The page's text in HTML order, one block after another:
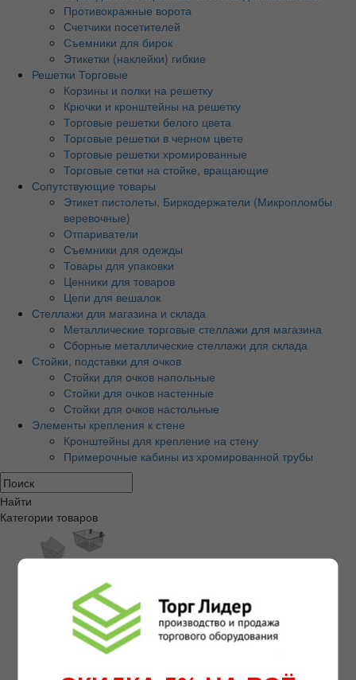
Противокражные ворота
Счетчики посетителей
Съемники для бирок
Этикетки (наклейки) гибкие
Решетки Торговые
Корзины и полки на решетку
Крючки и кронштейны на решетку
Торговые решетки белого цвета
Торговые решетки в черном цвете
Торговые решетки хромированные
Торговые сетки на стойке, вращающие
Сопутствующие товары
Этикет пистолеты, Биркодержатели (Микропломбы
веревочные)
Отпариватели
Съемники для одежды
Товары для упаковки
Ценники для товаров
Цепи для вешалок
Стеллажи для магазина и склада
Металлические торговые стеллажи для магазина
Сборные металлические стеллажи для склада
Стойки, подставки для очков
Стойки для очков напольные
Стойки для очков настенные
Стойки для очков настольные
Элементы крепления к стене
Кронштейны для крепление на стену
Примерочные кабины из хромированной трубы
Найти
Категории товаров
Экономпанели и аксессуары
Экономпанели МДФ
Экономпанели пластиковые ПВХ
Кронштейны,крючки,полкодержатели для
экономпанели
Корзины,накопители для экономпанель